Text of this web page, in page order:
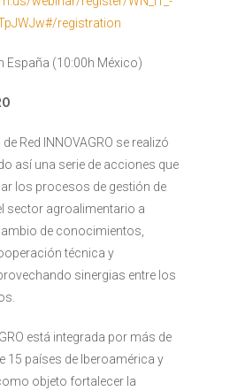
registration
España (10:00h México)
Red INNOVAGRO se realizó
así una serie de acciones que
los procesos de gestión de
sector agroalimentario a
de conocimientos,
técnica y
sinergias entre los
está integrada por más de
15 países de Iberoamérica y
objeto fortalecer la